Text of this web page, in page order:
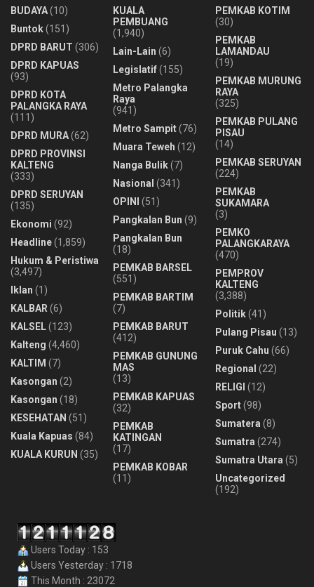
BUDAYA(10)
Buntok(151)
DPRD BARUT (306)
DPRD KAPUAS
(93)
DPRD KOTA
PALANGKA RAYA
(111)
DPRD MURA(62)
DPRD PROVINSI
KALTENG
(333)
DPRD SERUYAN
(135)
Ekonomi (92)
Headline(1,859)
Hukum & Peristiwa
(3,497)
Iklan (1)
KALBAR (6)
KALSEL(123)
Kalteng (4,460)
KALTIM (7)
Kasongan (2)
Kasongan (18)
KESEHATAN (51)
Kuala Kapuas (84)
KUALA KURUN (35)
KUALA
PEMBUANG
(1,940)
Lain-Lain (6)
Legislatif(155)
Metro Palangka
Raya
(941)
Metro Sampit(76)
Muara Teweh (12)
Nanga Bulik(7)
Nasional (341)
OPINI
(51)
Pangkalan Bun (9)
Pangkalan Bun
(18)
PEMKAB BARSEL
(551)
PEMKAB BARTIM
(7)
PEMKAB BARUT
(412)
PEMKAB GUNUNG
MAS
(13)
PEMKAB KAPUAS
(32)
PEMKAB
KATINGAN
(17)
PEMKAB KOBAR
(11)
PEMKAB KOTIM
(30)
PEMKAB
LAMANDAU
(19)
PEMKAB MURUNG
RAYA
(325)
PEMKAB PULANG
PISAU
(14)
PEMKAB SERUYAN
(224)
PEMKAB
SUKAMARA
(3)
PEMKO
PALANGKARAYA
(470)
PEMPROV
KALTENG
(3,388)
Politik(41)
Pulang Pisau (13)
Puruk Cahu (66)
Regional (22)
RELIGI (12)
Sport(98)
Sumatera (8)
Sumatra (274)
Sumatra Utara (5)
Uncategorized
(192)
Users Today : 153
Users Yesterday : 1718
This Month : 23072